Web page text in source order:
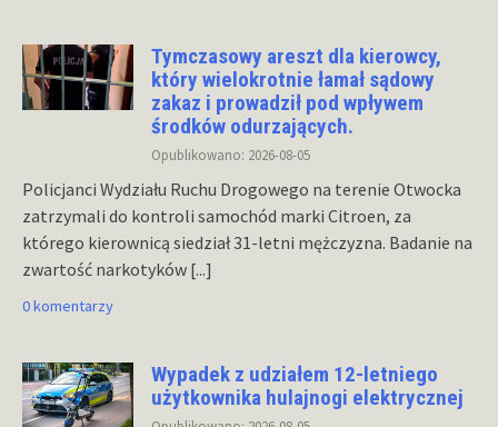
Tymczasowy areszt dla kierowcy,
który wielokrotnie łamał sądowy
zakaz i prowadził pod wpływem
środków odurzających.
Opublikowano: 2026-08-05
Policjanci Wydziału Ruchu Drogowego na terenie Otwocka
zatrzymali do kontroli samochód marki Citroen, za
którego kierownicą siedział 31-letni mężczyzna. Badanie na
zwartość narkotyków [...]
0 komentarzy
Wypadek z udziałem 12-letniego
użytkownika hulajnogi elektrycznej